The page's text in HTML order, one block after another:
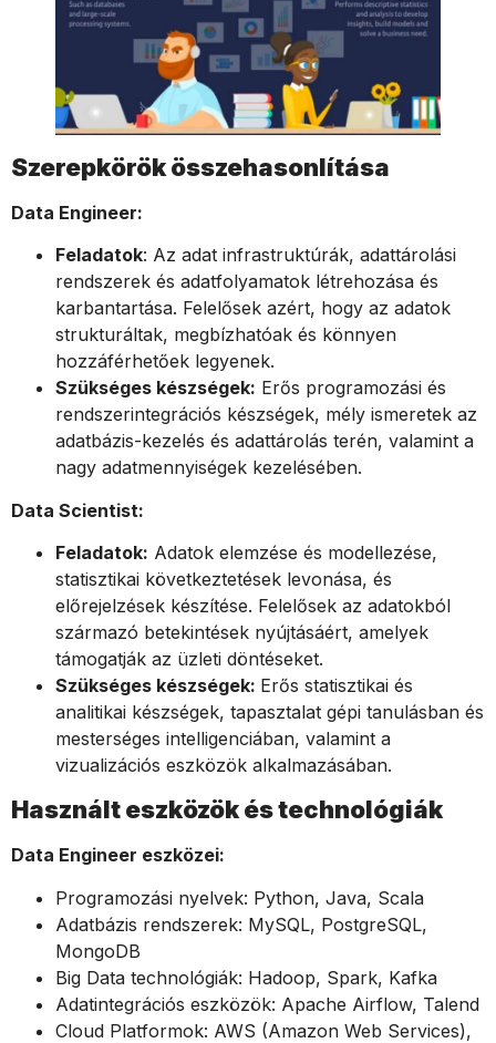
Szerepkörök összehasonlítása
Data Engineer:
Feladatok: Az adat infrastruktúrák, adattárolási
rendszerek és adatfolyamatok létrehozása és
karbantartása. Felelősek azért, hogy az adatok
strukturáltak, megbízhatóak és könnyen
hozzáférhetőek legyenek.
Szükséges készségek: Erős programozási és
rendszerintegrációs készségek, mély ismeretek az
adatbázis-kezelés és adattárolás terén, valamint a
nagy adatmennyiségek kezelésében.
Data Scientist:
Feladatok: Adatok elemzése és modellezése,
statisztikai következtetések levonása, és
előrejelzések készítése. Felelősek az adatokból
származó betekintések nyújtásáért, amelyek
támogatják az üzleti döntéseket.
Szükséges készségek: Erős statisztikai és
analitikai készségek, tapasztalat gépi tanulásban és
mesterséges intelligenciában, valamint a
vizualizációs eszközök alkalmazásában.
Használt eszközök és technológiák
Data Engineer eszközei:
Programozási nyelvek: Python, Java, Scala
Adatbázis rendszerek: MySQL, PostgreSQL,
MongoDB
Big Data technológiák: Hadoop, Spark, Kafka
Adatintegrációs eszközök: Apache Airflow, Talend
Cloud Platformok: AWS (Amazon Web Services),